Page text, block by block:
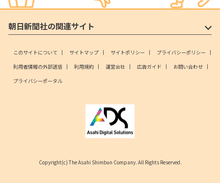
朝日新聞社の関連サイト
このサイトについて サイトマップ サイトポリシー
プライバシーポリシー
利用者情報の外部送信
利用規約 運営会社 広告ガイド
お問い合わせ
プライバシーポータル
Copyright(c) The Asahi Shimbun Company. All Rights Reserved.